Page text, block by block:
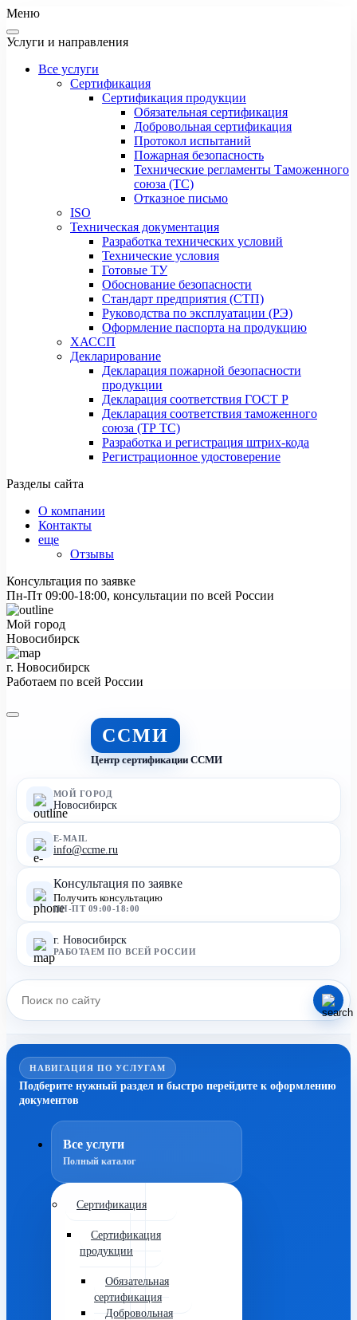
Меню
Услуги и направления
Все услуги
Сертификация
Сертификация продукции
Обязательная сертификация
Добровольная сертификация
Протокол испытаний
Пожарная безопасность
Технические регламенты Таможенного
союза (ТС)
Отказное письмо
ISO
Техническая документация
Разработка технических условий
Технические условия
Готовые ТУ
Обоснование безопасности
Стандарт предприятия (СТП)
Руководства по эксплуатации (РЭ)
Оформление паспорта на продукцию
ХАССП
Декларирование
Декларация пожарной безопасности
продукции
Декларация соответствия ГОСТ Р
Декларация соответствия таможенного
союза (ТР ТС)
Разработка и регистрация штрих-кода
Регистрационное удостоверение
Разделы сайта
О компании
Контакты
еще
Отзывы
Консультация по заявке
Пн-Пт 09:00-18:00, консультации по всей России
Мой город
Новосибирск
г. Новосибирск
Работаем по всей России
ССМИ
Центр сертификации ССМИ
МОЙ ГОРОД
Новосибирск
E-MAIL
info@ccme.ru
Консультация по заявке
Получить консультацию
ПН-ПТ 09:00-18:00
г. Новосибирск
РАБОТАЕМ ПО ВСЕЙ РОССИИ
НАВИГАЦИЯ ПО УСЛУГАМ
Подберите нужный раздел и быстро перейдите к оформлению
документов
Все услуги
Полный каталог
Сертификация
Сертификация
продукции
Обязательная
сертификация
Добровольная